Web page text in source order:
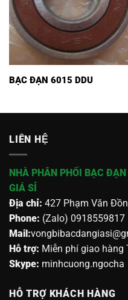
BẠC ĐẠN 6015 DDU
LIÊN HỆ
NHÀ PHÂN PHỐI BẠC
GIÁ SỈ
Địa chỉ: 427 Phạm Văn
Phone: (Zalo) 0918559817
Mail:
Hỗ trợ: Miễn phí giao hàng
Skype: minhcuong.ngocha
HỖ TRỢ KHÁCH HÀNG